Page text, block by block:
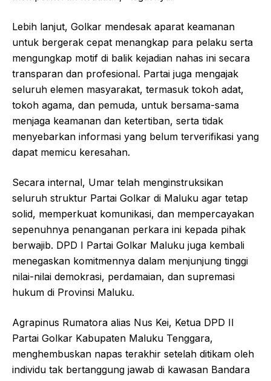
Lebih lanjut, Golkar mendesak aparat keamanan
untuk bergerak cepat menangkap para pelaku serta
mengungkap motif di balik kejadian nahas ini secara
transparan dan profesional. Partai juga mengajak
seluruh elemen masyarakat, termasuk tokoh adat,
tokoh agama, dan pemuda, untuk bersama-sama
menjaga keamanan dan ketertiban, serta tidak
menyebarkan informasi yang belum terverifikasi yang
dapat memicu keresahan.
Secara internal, Umar telah menginstruksikan
seluruh struktur Partai Golkar di Maluku agar tetap
solid, memperkuat komunikasi, dan mempercayakan
sepenuhnya penanganan perkara ini kepada pihak
berwajib. DPD I Partai Golkar Maluku juga kembali
menegaskan komitmennya dalam menjunjung tinggi
nilai-nilai demokrasi, perdamaian, dan supremasi
hukum di Provinsi Maluku.
Agrapinus Rumatora alias Nus Kei, Ketua DPD II
Partai Golkar Kabupaten Maluku Tenggara,
menghembuskan napas terakhir setelah ditikam oleh
individu tak bertanggung jawab di kawasan Bandara